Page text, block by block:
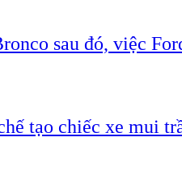
sau đó, việc
tạo chiếc xe mui